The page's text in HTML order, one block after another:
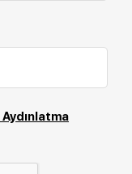
Aydınlatma